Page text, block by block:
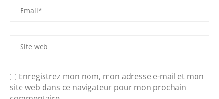
Enregistrez mon nom, mon adresse e-mail et mon
site web dans ce navigateur pour mon prochain